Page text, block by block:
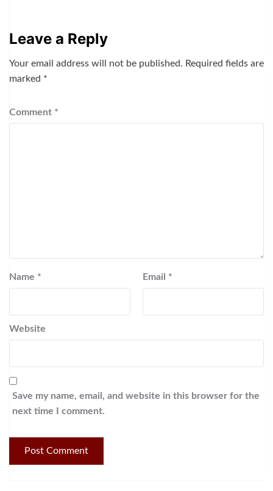
Leave a Reply
Your email address will not be published. Required fields are
marked *
Comment *
Name * Email *
Website
Save my name, email, and website in this browser for the
next time I comment.